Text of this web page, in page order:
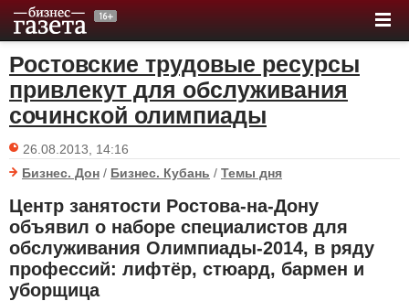
Ростовские трудовые ресурсы
привлекут для обслуживания
сочинской олимпиады
26.08.2013, 14:16
Бизнес. Дон / Бизнес. Кубань / Темы дня
Центр занятости Ростова-на-Дону
объявил о наборе специалистов для
обслуживания Олимпиады-2014, в ряду
профессий: лифтёр, стюард, бармен и
уборщица